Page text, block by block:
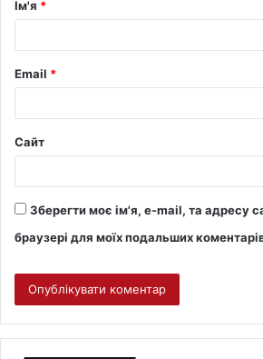
Ім'я *
Email *
Сайт
Зберегти моє ім'я, e-mail, та адресу
браузері для моїх подальших